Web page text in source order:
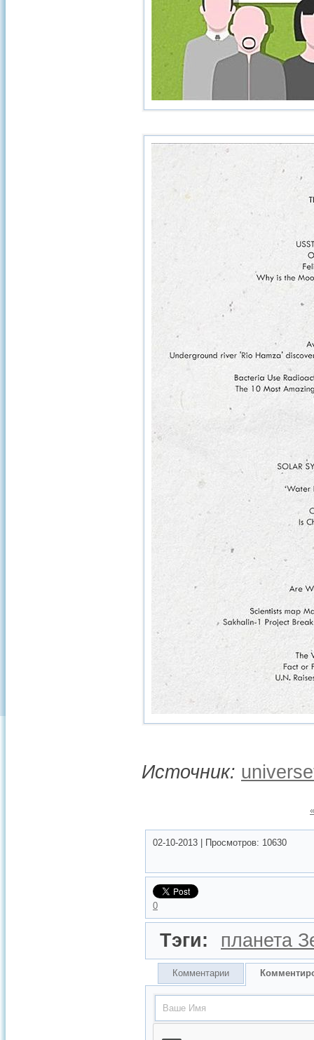
Источник:
02-10-2013 Просмотров: 10630
0
Тэги: планета
Комментарии